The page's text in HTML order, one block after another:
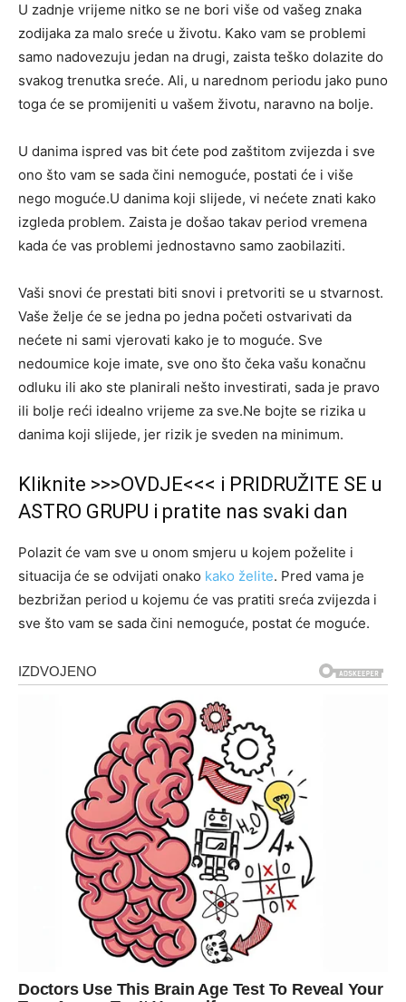
U zadnje vrijeme nitko se ne bori više od vašeg znaka
zodijaka za malo sreće u životu. Kako vam se problemi
samo nadovezuju jedan na drugi, zaista teško dolazite do
svakog trenutka sreće. Ali, u narednom periodu jako puno
toga će se promijeniti u vašem životu, naravno na bolje.
U danima ispred vas bit ćete pod zaštitom zvijezda i sve
ono što vam se sada čini nemoguće, postati će i više
nego moguće.U danima koji slijede, vi nećete znati kako
izgleda problem. Zaista je došao takav period vremena
kada će vas problemi jednostavno samo zaobilaziti.
Vaši snovi će prestati biti snovi i pretvoriti se u stvarnost.
Vaše želje će se jedna po jedna početi ostvarivati da
nećete ni sami vjerovati kako je to moguće. Sve
nedoumice koje imate, sve ono što čeka vašu konačnu
odluku ili ako ste planirali nešto investirati, sada je pravo
ili bolje reći idealno vrijeme za sve.Ne bojte se rizika u
danima koji slijede, jer rizik je sveden na minimum.
Kliknite >>>OVDJE<<< i PRIDRUŽITE SE u
ASTRO GRUPU i pratite nas svaki dan
Polazit će vam sve u onom smjeru u kojem poželite i
situacija će se odvijati onako kako želite. Pred vama je
bezbrižan period u kojemu će vas pratiti sreća zvijezda i
sve što vam se sada čini nemoguće, postat će moguće.